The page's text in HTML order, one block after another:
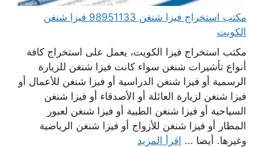
مكتب استخراج فيزا شنغن 98951133 فيزا شنغن
الكويت
مكتب استخراج فيزا الكويت، يعمل على استخراج كافة
أنواع تأشيرات شنغن سواء كانت فيزا شنغن للزيارة
الرسمية أو فيزا شنغن الدراسية أو فيزا شنغن للأعمال أو
فيزا شنغن لزيارة العائلة أو الأصدقاء أو فيزا شنغن
السياحية أو فيزا شنغن الطبية أو فيزا شنغن لعبور
المطار أو فيزا شنغن للأزواج أو فيزا شنغن الرياضية
وغيرها. أيضا ... اقرأ المزيد